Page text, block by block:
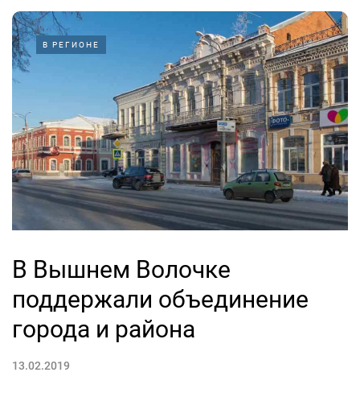
В РЕГИОНЕ
В Вышнем Волочке
поддержали объединение
города и района
13.02.2019